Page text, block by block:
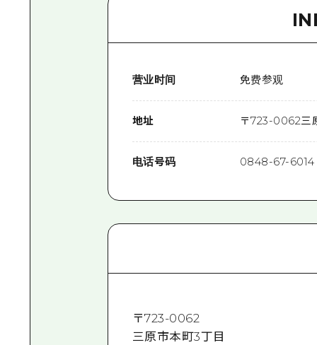
营业时间 免费参观
地址 〒723-0062三
电话号码 0848-67-6014
〒723-0062
三原市本町3丁目